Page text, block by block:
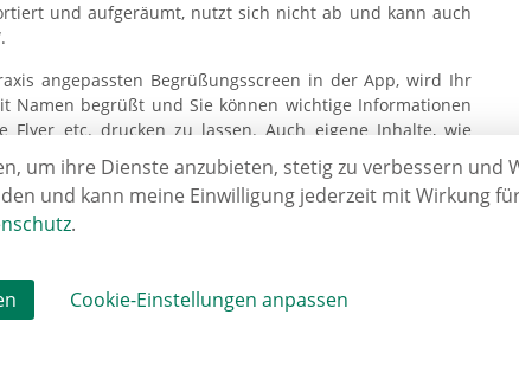
und aufgeräumt, nutzt sich nicht ab und kann auch
angepassten Begrüßungsscreen in der App, wird Ihr
Namen begrüßt und Sie können wichtige Informationen
Flyer etc. drucken zu lassen. Auch eigene Inhalte, wie
Pressetexte, Bilder und vieles mehr kann von Ihnen
um ihre Dienste anzubieten, stetig zu verbessern und
und kann meine Einwilligung jederzeit mit Wirkung
.
Cookie-Einstellungen anpassen